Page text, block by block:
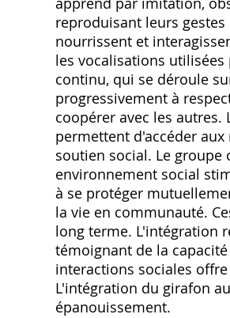
reproduisant leurs
nourrissent et
les vocalisations
continu, qui se déroule
progressivement à
coopérer avec les
permettent d'accéder
soutien social. Le
environnement social
à se protéger
la vie en communauté.
long terme. L'intégration
témoignant de la
interactions sociales
L'intégration du girafon
épanouissement.